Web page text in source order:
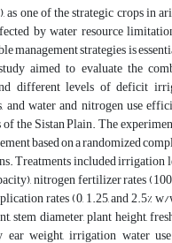
as one of the strategic crops in
by water resource
management strategies is
aimed to evaluate the
different levels of deficit
water and nitrogen use
the Sistan Plain. The
based on a randomized
Treatments included irrigation
nitrogen fertilizer rates
rates (0, 1.25, and 2.5%
stem diameter, plant height,
weight, irrigation water